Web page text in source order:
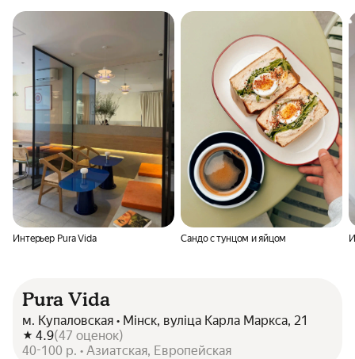
Интерьер Pura Vida Сандо с тунцом и яйцом
Pura Vida
м. Купаловская • Мінск, вуліца Карла Маркса, 21
4.9(47 оценок)
40-100 р. • Азиатская, Европейская